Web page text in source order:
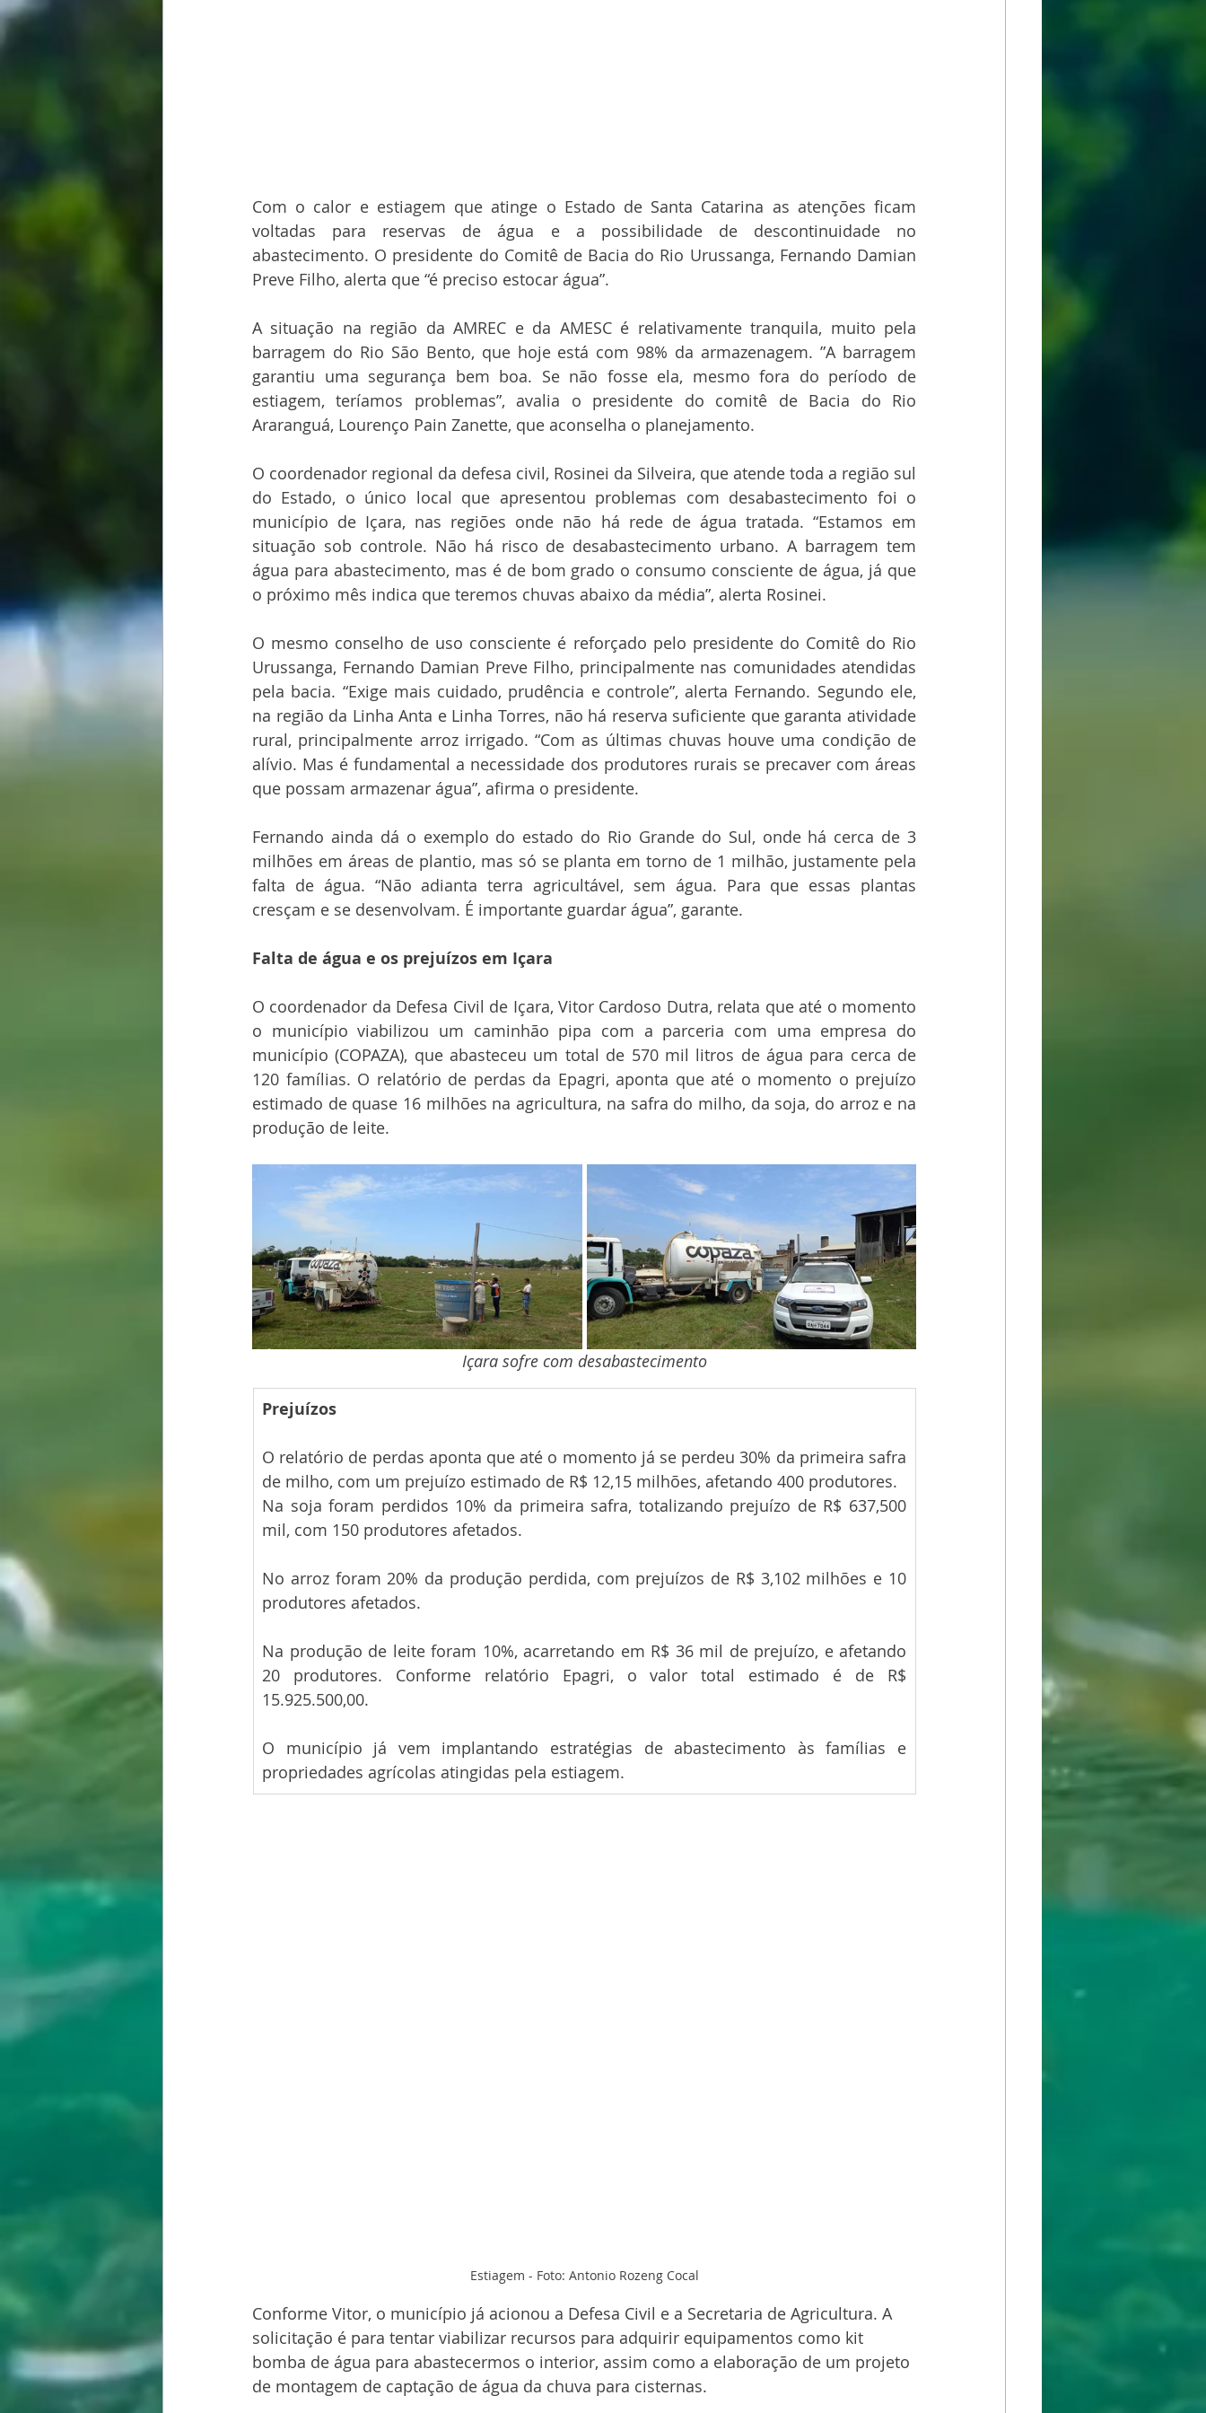
Com o calor e estiagem que atinge o Estado de Santa Catarina as atenções ficam
voltadas para reservas de água e a possibilidade de descontinuidade no
abastecimento. O presidente do Comitê de Bacia do Rio Urussanga, Fernando Damian
Preve Filho, alerta que “é preciso estocar água”.
A situação na região da AMREC e da AMESC é relativamente tranquila, muito pela
barragem do Rio São Bento, que hoje está com 98% da armazenagem. ”A barragem
garantiu uma segurança bem boa. Se não fosse ela, mesmo fora do período de
estiagem, teríamos problemas”, avalia o presidente do comitê de Bacia do Rio
Araranguá, Lourenço Pain Zanette, que aconselha o planejamento.
O coordenador regional da defesa civil, Rosinei da Silveira, que atende toda a região sul
do Estado, o único local que apresentou problemas com desabastecimento foi o
município de Içara, nas regiões onde não há rede de água tratada. “Estamos em
situação sob controle. Não há risco de desabastecimento urbano. A barragem tem
água para abastecimento, mas é de bom grado o consumo consciente de água, já que
o próximo mês indica que teremos chuvas abaixo da média”, alerta Rosinei.
O mesmo conselho de uso consciente é reforçado pelo presidente do Comitê do Rio
Urussanga, Fernando Damian Preve Filho, principalmente nas comunidades atendidas
pela bacia. “Exige mais cuidado, prudência e controle”, alerta Fernando. Segundo ele,
na região da Linha Anta e Linha Torres, não há reserva suficiente que garanta atividade
rural, principalmente arroz irrigado. “Com as últimas chuvas houve uma condição de
alívio. Mas é fundamental a necessidade dos produtores rurais se precaver com áreas
que possam armazenar água”, afirma o presidente.
Fernando ainda dá o exemplo do estado do Rio Grande do Sul, onde há cerca de 3
milhões em áreas de plantio, mas só se planta em torno de 1 milhão, justamente pela
falta de água. “Não adianta terra agricultável, sem água. Para que essas plantas
cresçam e se desenvolvam. É importante guardar água”, garante.
Falta de água e os prejuízos em Içara
O coordenador da Defesa Civil de Içara, Vitor Cardoso Dutra, relata que até o momento
o município viabilizou um caminhão pipa com a parceria com uma empresa do
município (COPAZA), que abasteceu um total de 570 mil litros de água para cerca de
120 famílias. O relatório de perdas da Epagri, aponta que até o momento o prejuízo
estimado de quase 16 milhões na agricultura, na safra do milho, da soja, do arroz e na
produção de leite.
Içara sofre com desabastecimento
Prejuízos
O relatório de perdas aponta que até o momento já se perdeu 30% da primeira safra
de milho, com um prejuízo estimado de R$ 12,15 milhões, afetando 400 produtores.
Na soja foram perdidos 10% da primeira safra, totalizando prejuízo de R$ 637,500
mil, com 150 produtores afetados.
No arroz foram 20% da produção perdida, com prejuízos de R$ 3,102 milhões e 10
produtores afetados.
Na produção de leite foram 10%, acarretando em R$ 36 mil de prejuízo, e afetando
20 produtores. Conforme relatório Epagri, o valor total estimado é de R$
15.925.500,00.
O município já vem implantando estratégias de abastecimento às famílias e
propriedades agrícolas atingidas pela estiagem.
Estiagem - Foto: Antonio Rozeng Cocal
Conforme Vitor, o município já acionou a Defesa Civil e a Secretaria de Agricultura. A
solicitação é para tentar viabilizar recursos para adquirir equipamentos como kit
bomba de água para abastecermos o interior, assim como a elaboração de um projeto
de montagem de captação de água da chuva para cisternas.